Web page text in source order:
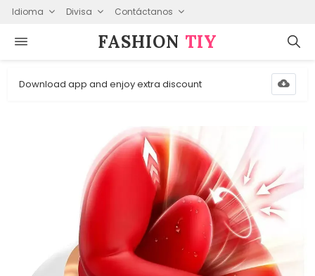
Idioma Divisa Contáctanos
FASHION⁠ TIY
Download app and enjoy extra discount